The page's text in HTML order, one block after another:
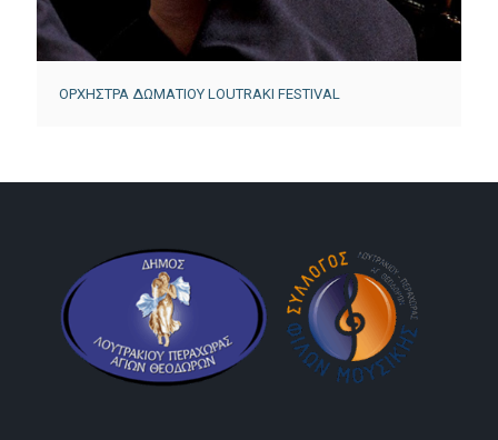
ΟΡΧΗΣΤΡΑ ΔΩΜΑΤΙΟΥ LOUTRAKI FESTIVAL